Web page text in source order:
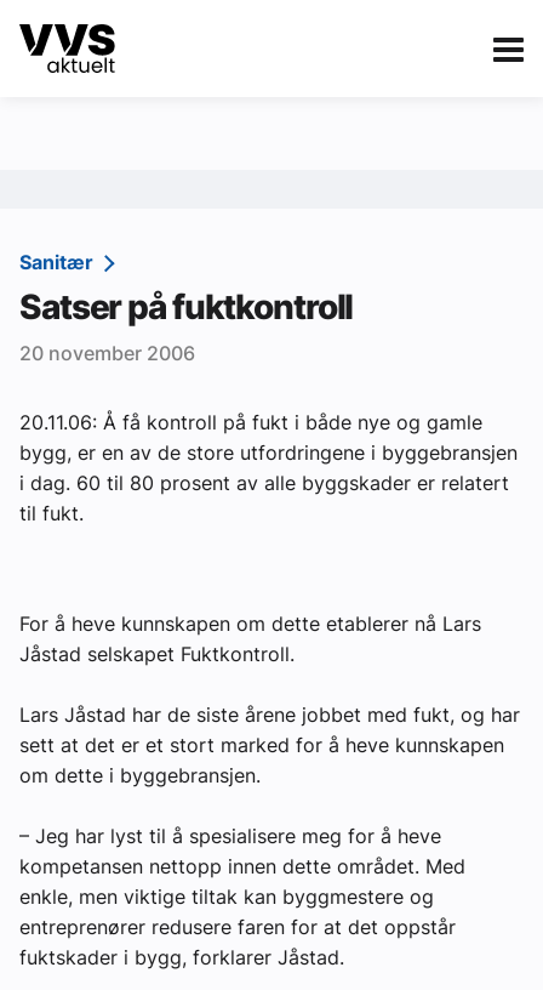
Kategorier
Sanitær
Ventilasjon
Varme og energi
Byggautomasjon
Vann og avløp
Aktuelle prosjekter
Kontakt oss:
Annonsere i VVS Aktuelt
Kontakt oss
Tips oss
eBlad
Sanitær
Satser på fuktkontroll
20 november 2006
20.11.06: Å få kontroll på fukt i både nye og gamle
bygg, er en av de store utfordringene i byggebransjen
i dag. 60 til 80 prosent av alle byggskader er relatert
til fukt.
For å heve kunnskapen om dette etablerer nå Lars
Jåstad selskapet Fuktkontroll.
Lars Jåstad har de siste årene jobbet med fukt, og har
sett at det er et stort marked for å heve kunnskapen
om dette i byggebransjen.
– Jeg har lyst til å spesialisere meg for å heve
kompetansen nettopp innen dette området. Med
enkle, men viktige tiltak kan byggmestere og
entreprenører redusere faren for at det oppstår
fuktskader i bygg, forklarer Jåstad.